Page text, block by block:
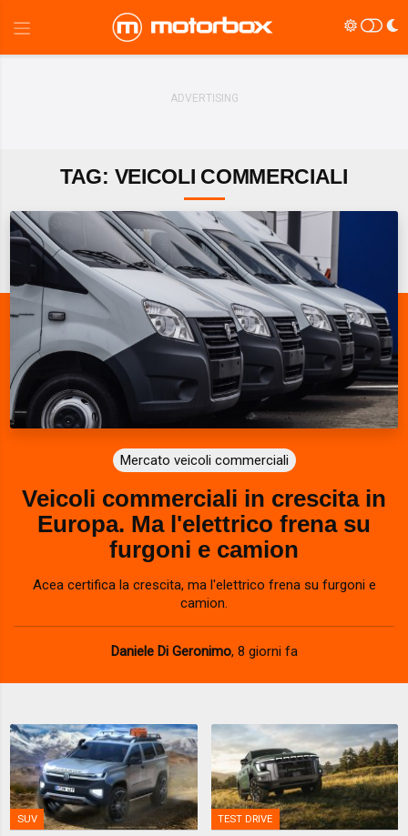
TAG: VEICOLI COMMERCIALI
Mercato veicoli commerciali
Veicoli commerciali in crescita in
Europa. Ma l'elettrico frena su
furgoni e camion
Acea certifica la crescita, ma l'elettrico frena su furgoni e
camion.
Daniele Di Geronimo, 8 giorni fa
SUV TEST DRIVE